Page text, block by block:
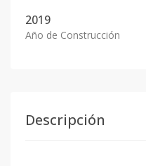
2019
Año de Construcción
Descripción